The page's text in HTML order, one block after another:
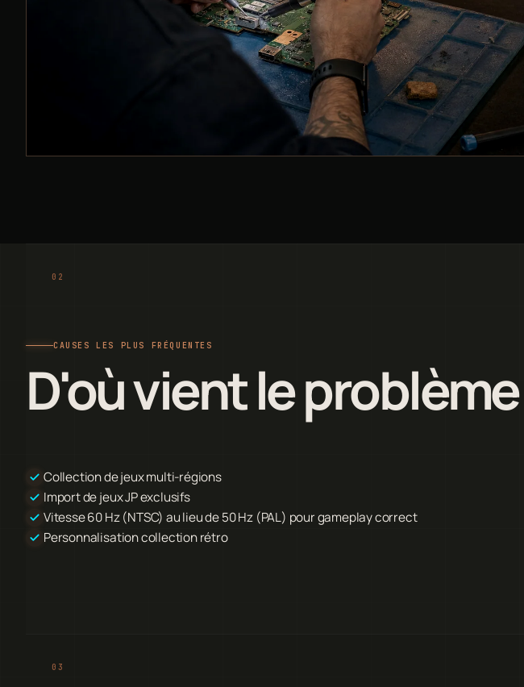
CAUSES LES PLUS FRÉQUENTES
D'où vient le
Collection de jeux multi-régions
Import de jeux JP exclusifs
Vitesse 60 Hz (NTSC) au lieu de 50 Hz (PAL) pour gameplay correct
Personnalisation collection rétro